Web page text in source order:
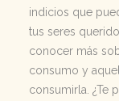
indicios que
tus seres
conocer más
consumo y
consumirla. ¿Te